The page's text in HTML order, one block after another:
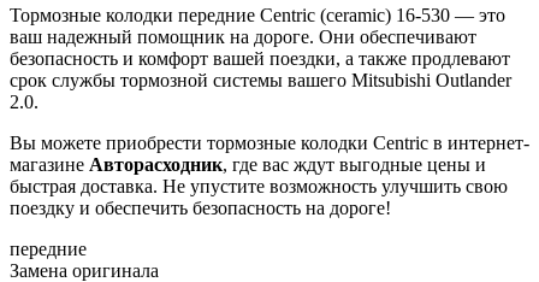
Тормозные колодки передние Centric (ceramic) 16-530 — это
ваш надежный помощник на дороге. Они обеспечивают
безопасность и комфорт вашей поездки, а также продлевают
срок службы тормозной системы вашего Mitsubishi Outlander
2.0.
Вы можете приобрести тормозные колодки Centric в интернет-
магазине Авторасходник, где вас ждут выгодные цены и
быстрая доставка. Не упустите возможность улучшить свою
поездку и обеспечить безопасность на дороге!
передние
Замена оригинала